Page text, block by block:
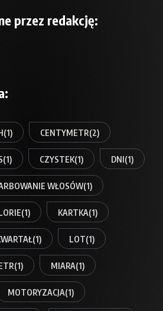
przez redakcję:
(1) CENTYMETR(2)
(1) CZYSTEK(1) DNI(1)
WŁOSÓW(1)
(1) KARTKA(1)
(1) LOT(1)
(1) MIARA(1)
MOTORYZACJA(1)